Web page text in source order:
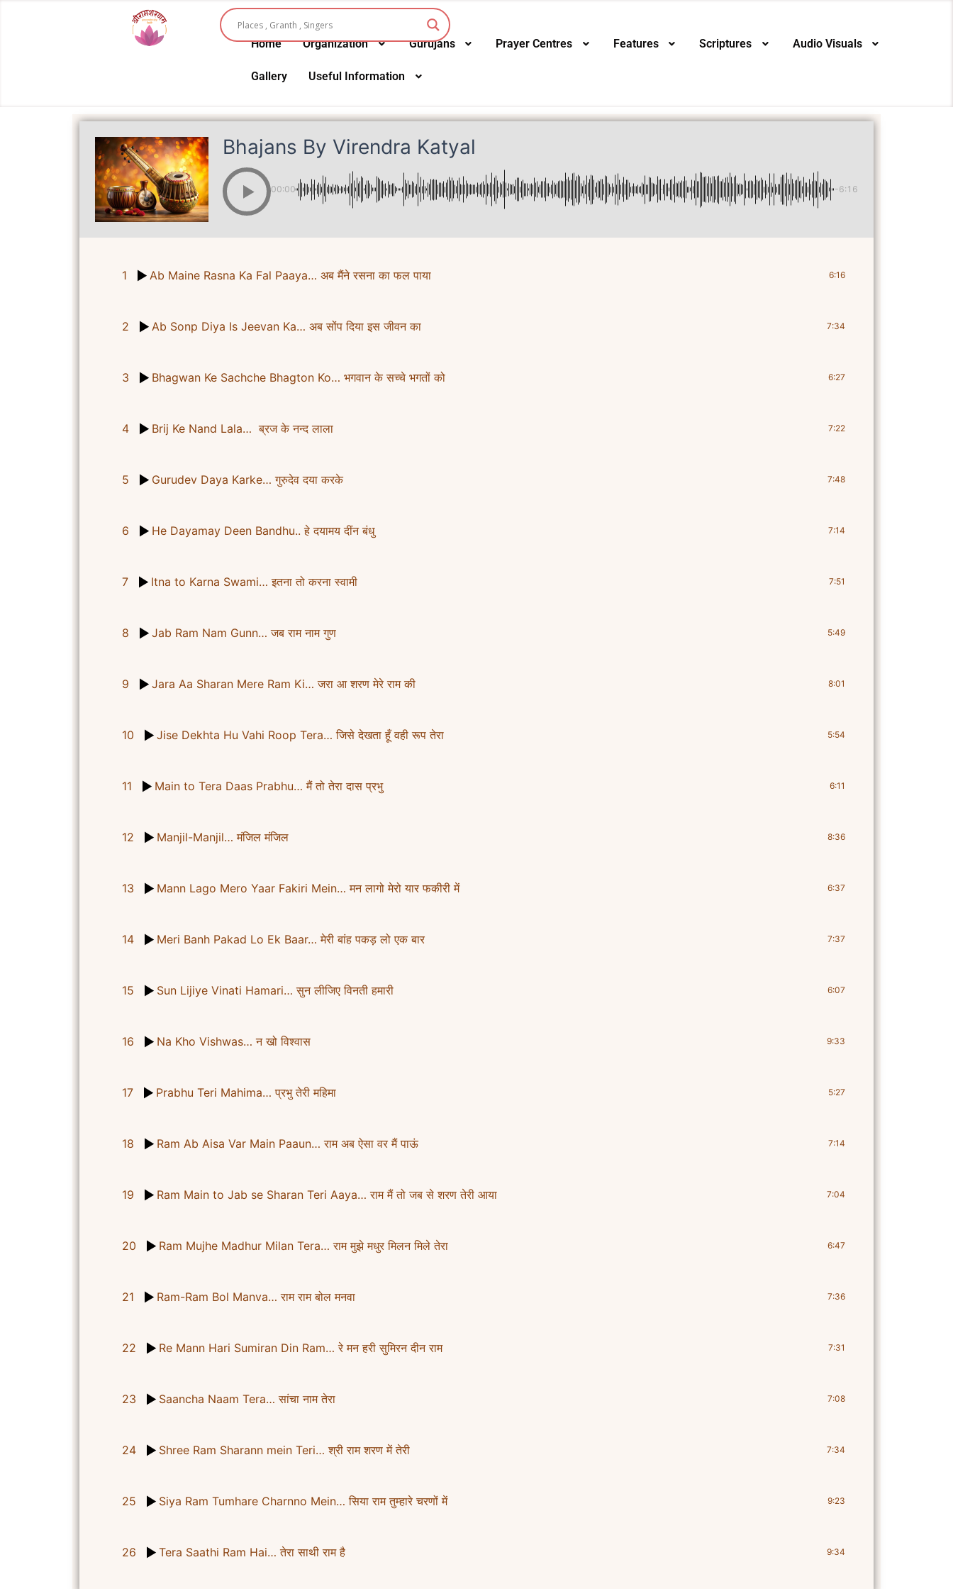
Home Organization Gurujans Prayer Centres Features Scriptures Audio Visuals
Gallery Useful Information
Bhajans By Virendra Katyal
00:00 -6:16
1 Ab Maine Rasna Ka Fal Paaya… अब मैंने रसना का फल पाया 6:16
2 Ab Sonp Diya Is Jeevan Ka… अब सोंप दिया इस जीवन का 7:34
3 Bhagwan Ke Sachche Bhagton Ko… भगवान के सच्चे भगतों को 6:27
4 Brij Ke Nand Lala… ब्रज के नन्द लाला 7:22
5 Gurudev Daya Karke… गुरुदेव दया करके 7:48
6 He Dayamay Deen Bandhu.. हे दयामय दींन बंधु 7:14
7 Itna to Karna Swami… इतना तो करना स्वामी 7:51
8 Jab Ram Nam Gunn… जब राम नाम गुण 5:49
9 Jara Aa Sharan Mere Ram Ki… जरा आ शरण मेरे राम की 8:01
10 Jise Dekhta Hu Vahi Roop Tera… जिसे देखता हूँ वही रूप तेरा 5:54
11 Main to Tera Daas Prabhu… मैं तो तेरा दास प्रभु 6:11
12 Manjil-Manjil… मंजिल मंजिल 8:36
13 Mann Lago Mero Yaar Fakiri Mein… मन लागो मेरो यार फकीरी में 6:37
14 Meri Banh Pakad Lo Ek Baar… मेरी बांह पकड़ लो एक बार 7:37
15 Sun Lijiye Vinati Hamari… सुन लीजिए विनती हमारी 6:07
16 Na Kho Vishwas… न खो विश्वास 9:33
17 Prabhu Teri Mahima… प्रभु तेरी महिमा 5:27
18 Ram Ab Aisa Var Main Paaun… राम अब ऐसा वर मैं पाऊं 7:14
19 Ram Main to Jab se Sharan Teri Aaya… राम मैं तो जब से शरण तेरी आया 7:04
20 Ram Mujhe Madhur Milan Tera… राम मुझे मधुर मिलन मिले तेरा 6:47
21 Ram-Ram Bol Manva… राम राम बोल मनवा 7:36
22 Re Mann Hari Sumiran Din Ram… रे मन हरी सुमिरन दीन राम 7:31
23 Saancha Naam Tera… सांचा नाम तेरा 7:08
24 Shree Ram Sharann mein Teri… श्री राम शरण में तेरी 7:34
25 Siya Ram Tumhare Charnno Mein… सिया राम तुम्हारे चरणों में 9:23
26 Tera Saathi Ram Hai… तेरा साथी राम है 9:34